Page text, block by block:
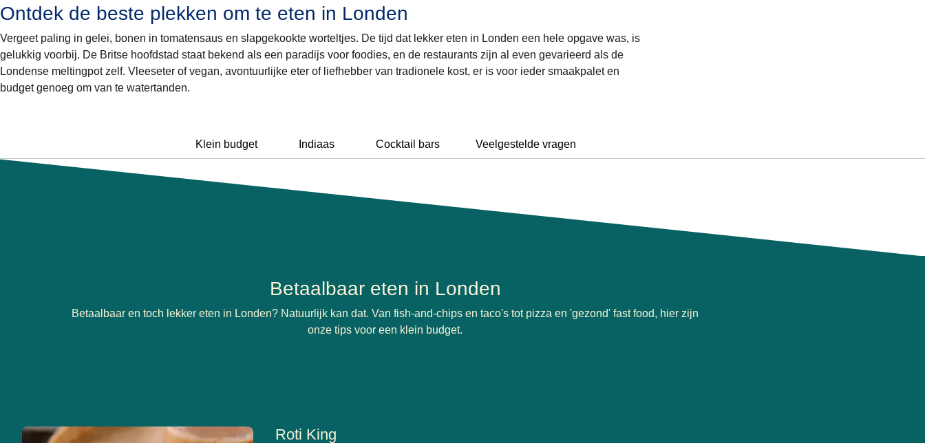
Ontdek de beste plekken om te eten in Londen
Vergeet paling in gelei, bonen in tomatensaus en slapgekookte worteltjes. De tijd dat lekker eten in Londen een hele opgave was, is
gelukkig voorbij. De Britse hoofdstad staat bekend als een paradijs voor foodies, en de restaurants zijn al even gevarieerd als de
Londense meltingpot zelf. Vleeseter of vegan, avontuurlijke eter of liefhebber van tradionele kost, er is voor ieder smaakpalet en
budget genoeg om van te watertanden.
Klein budget Indiaas Cocktail bars Veelgestelde vragen
Betaalbaar eten in Londen
Betaalbaar en toch lekker eten in Londen? Natuurlijk kan dat. Van fish-and-chips en taco's tot pizza en 'gezond' fast food, hier zijn
onze tips voor een klein budget.
Roti King